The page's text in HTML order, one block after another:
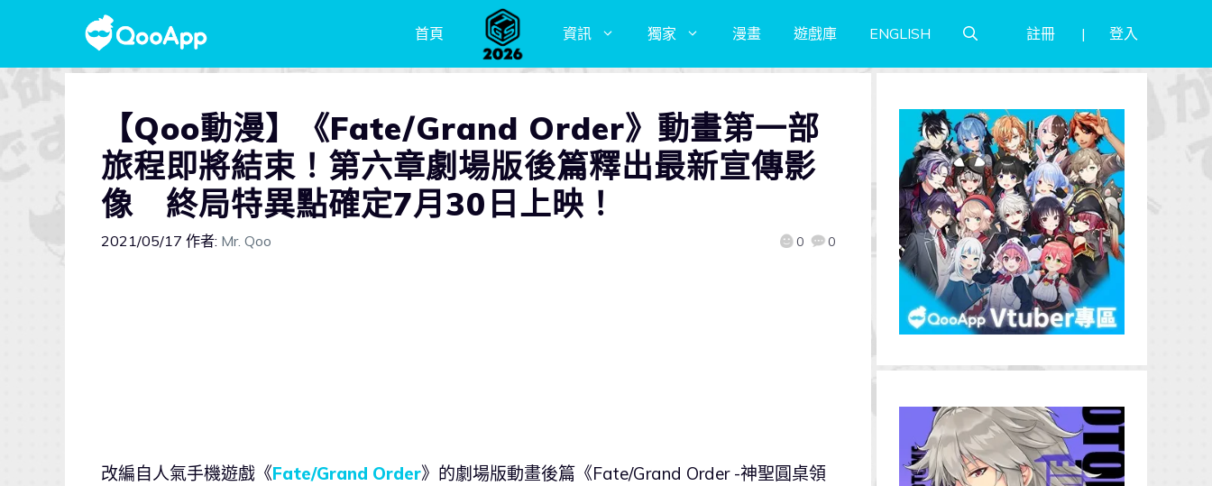
首頁 資訊 獨家 漫畫 遊戲庫 ENGLISH 註冊 登入
【Qoo動漫】《Fate/Grand Order》動畫第一部
旅程即將結束！第六章劇場版後篇釋出最新宣傳影
像 終局特異點確定7月30日上映！
2021/05/17 作者: Mr. Qoo 0 0
改編自人氣手機遊戲《Fate/Grand Order》的劇場版動畫後篇《Fate/Grand Order -神聖圓桌領